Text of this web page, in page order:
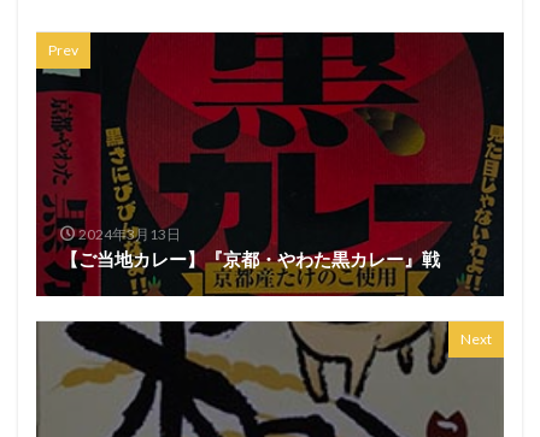
Prev
2024年3月13日
【ご当地カレー】『京都・やわた黒カレー』戦
Next